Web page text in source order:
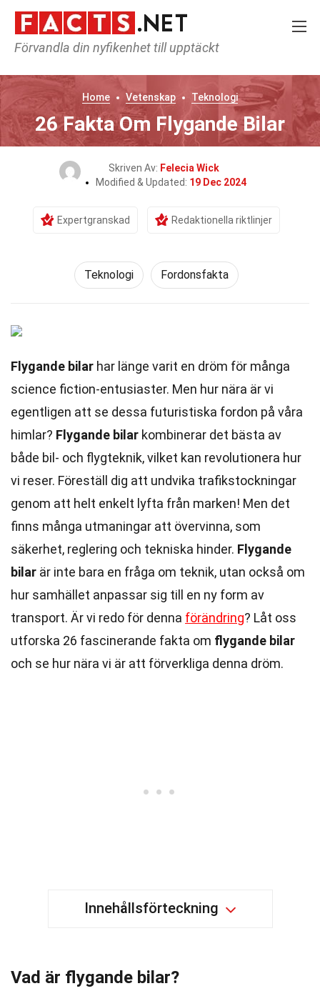
Förvandla din nyfikenhet till upptäckt
Home Vetenskap Teknologi
26 Fakta Om Flygande Bilar
Skriven Av: Felecia Wick
Modified & Updated: 19 Dec 2024
Expertgranskad Redaktionella riktlinjer
Teknologi Fordonsfakta
Flygande bilar har länge varit en dröm för många
science fiction-entusiaster. Men hur nära är vi
egentligen att se dessa futuristiska fordon på våra
himlar? Flygande bilar kombinerar det bästa av
både bil- och flygteknik, vilket kan revolutionera hur
vi reser. Föreställ dig att undvika trafikstockningar
genom att helt enkelt lyfta från marken! Men det
finns många utmaningar att övervinna, som
säkerhet, reglering och tekniska hinder. Flygande
bilar är inte bara en fråga om teknik, utan också om
hur samhället anpassar sig till en ny form av
transport. Är vi redo för denna förändring? Låt oss
utforska 26 fascinerande fakta om flygande bilar
och se hur nära vi är att förverkliga denna dröm.
Innehållsförteckning
Vad är flygande bilar?